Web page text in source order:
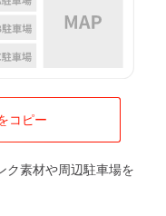
コピー
ク素材や周辺駐車場を